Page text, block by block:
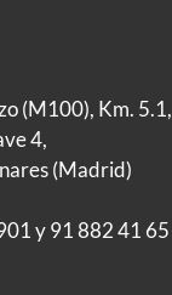
(M100), Km. 5.1,
4,
(Madrid)
y 91 882 41 65